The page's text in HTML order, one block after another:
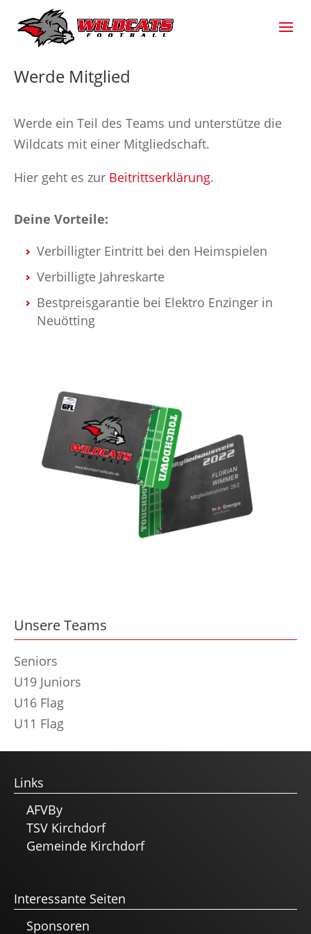
Werde Mitglied
Werde ein Teil des Teams und unterstütze die
Wildcats mit einer Mitgliedschaft.
Hier geht es zur Beitrittserklärung.
Deine Vorteile:
Verbilligter Eintritt bei den Heimspielen
Verbilligte Jahreskarte
Bestpreisgarantie bei Elektro Enzinger in
Neuötting
Unsere Teams
Seniors
U19 Juniors
U16 Flag
U11 Flag
Links
AFVBy
TSV Kirchdorf
Gemeinde Kirchdorf
Interessante Seiten
Sponsoren